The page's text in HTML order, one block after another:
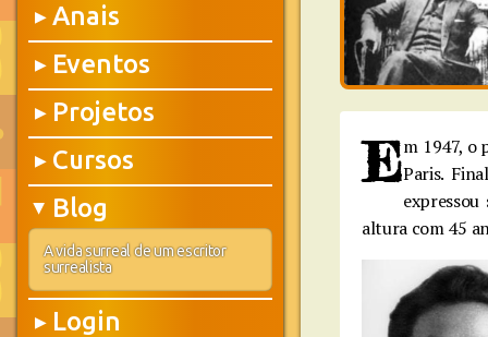
▶ Anais
▶ Eventos
▶ Projetos
▶ Cursos
▶ Blog
A vida surreal de um escritor
surrealista
▶ Login
Em 1947, o
Paris.
altura com 45